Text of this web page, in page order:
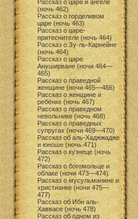
Рассказ о царе и ангеле
(ночь 462)
Рассказ о горделивом
царе (ночь 463)
Рассказ о царе-
притеснителе (ночь 464)
Рассказ о Зу-ль-Карнейне
(ночь 464)
Рассказ о царе
Ануширване (ночи 464—
465)
Рассказ о праведной
женщине (ночи 465—466)
Рассказ о женщине и
ребёнке (ночь 467)
Рассказ о праведном
невольнике (ночь 468)
Рассказ о праведных
супругах (ночи 469—470)
Рассказ об аль-Хаджжадже
и юноше (ночь 471)
Рассказ о кузнеце (ночь
472)
Рассказ о богомольце и
облаке (ночи 473—474)
Рассказ о мусульманине и
христианке (ночи 475—
477)
Рассказ об Ибн аль-
Хаввасе (ночь 478)
Рассказ об одном из